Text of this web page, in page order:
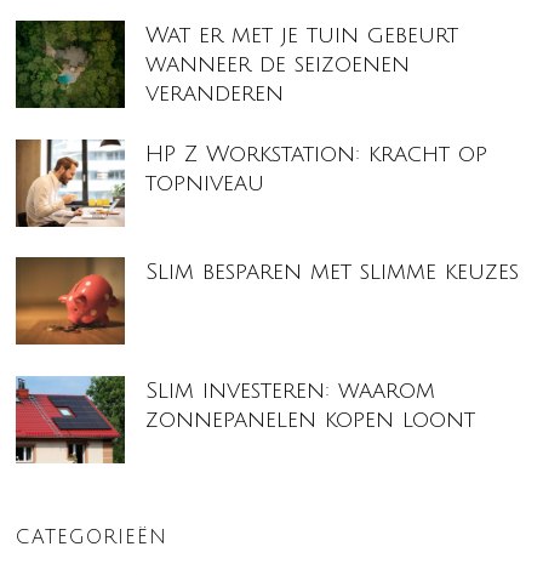
Wat er met je tuin gebeurt
wanneer de seizoenen
veranderen
HP Z Workstation: kracht op
topniveau
Slim besparen met slimme keuzes
Slim investeren: waarom
zonnepanelen kopen loont
CATEGORIEËN